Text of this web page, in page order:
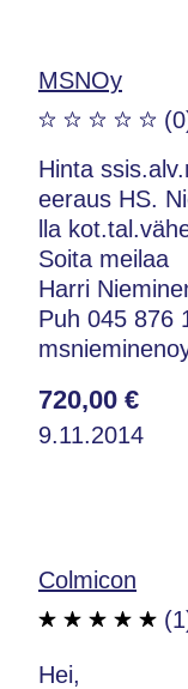
MSNOy
Hinta
eeraus HS.
lla
Soita meilaa
Harri
Puh 045 876
720,00 €
9.11.2014
Colmicon
Hei,